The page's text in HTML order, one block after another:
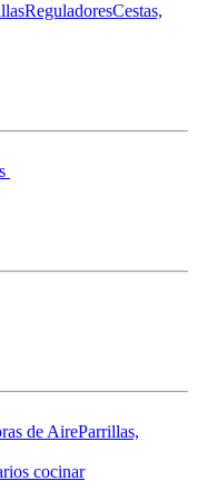
ReguladoresCestas,
de AireParrillas,
cocinar